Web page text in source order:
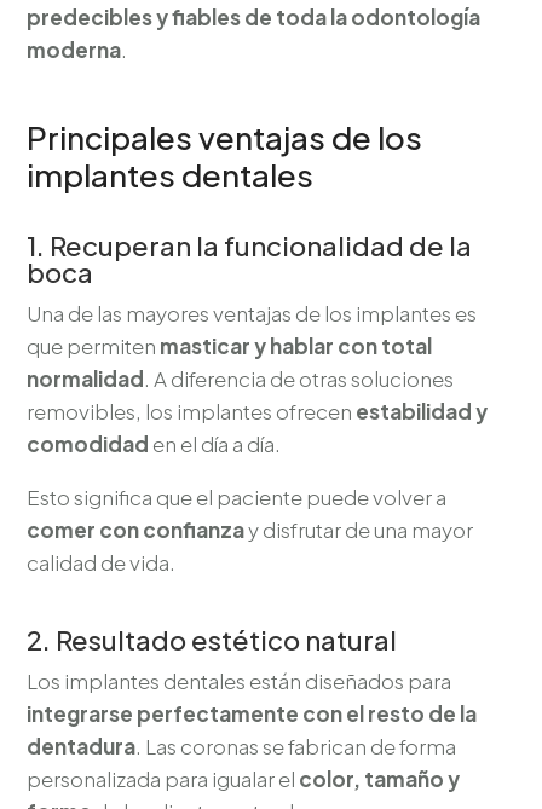
predecibles y fiables de toda la odontología
moderna.
Principales ventajas de los
implantes dentales
1. Recuperan la funcionalidad de la
boca
Una de las mayores ventajas de los implantes es
que permiten masticar y hablar con total
normalidad. A diferencia de otras soluciones
removibles, los implantes ofrecen estabilidad y
comodidad en el día a día.
Esto significa que el paciente puede volver a
comer con confianzay disfrutar de una mayor
calidad de vida.
2. Resultado estético natural
Los implantes dentales están diseñados para
integrarse perfectamente con el resto de la
dentadura. Las coronas se fabrican de forma
personalizada para igualar el color, tamaño y